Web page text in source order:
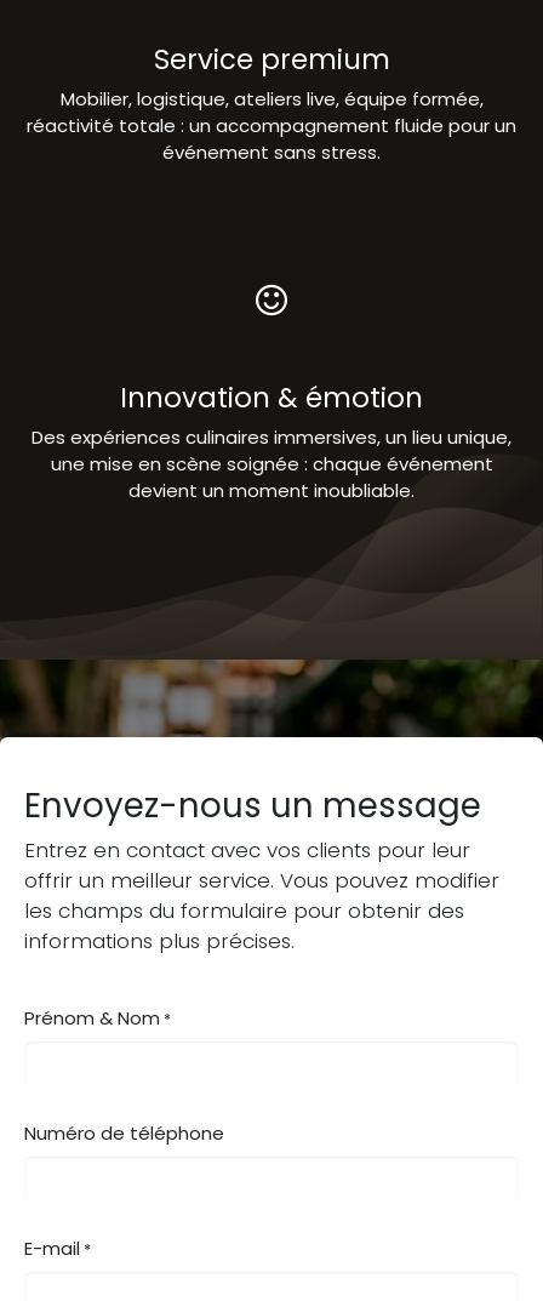
Service premium
Mobilier, logistique, ateliers live, équipe formée,
réactivité totale : un accompagnement fluide pour un
événement sans stress.
Innovation & émotion
Des expériences culinaires immersives, un lieu unique,
une mise en scène soignée : chaque événement
devient un moment inoubliable.
Envoyez-nous un message
Entrez en contact avec vos clients pour leur
offrir un meilleur service. Vous pouvez modifier
les champs du formulaire pour obtenir des
informations plus précises.
Prénom & Nom *
Numéro de téléphone
E-mail *